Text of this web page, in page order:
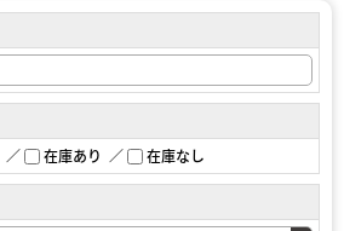
在庫あり 在庫なし